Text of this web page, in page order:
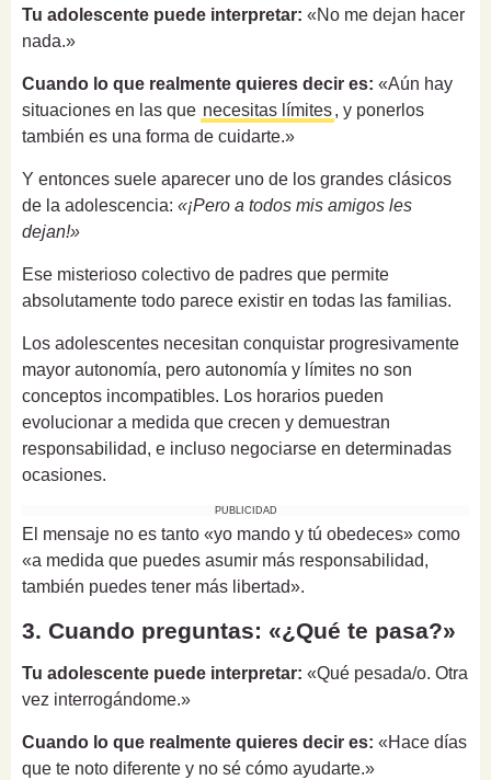
Tu adolescente puede interpretar: «No me dejan hacer
nada.»
Cuando lo que realmente quieres decir es: «Aún hay
situaciones en las que necesitas límites, y ponerlos
también es una forma de cuidarte.»
Y entonces suele aparecer uno de los grandes clásicos
de la adolescencia: «¡Pero a todos mis amigos les
dejan!»
Ese misterioso colectivo de padres que permite
absolutamente todo parece existir en todas las familias.
Los adolescentes necesitan conquistar progresivamente
mayor autonomía, pero autonomía y límites no son
conceptos incompatibles. Los horarios pueden
evolucionar a medida que crecen y demuestran
responsabilidad, e incluso negociarse en determinadas
ocasiones.
PUBLICIDAD
El mensaje no es tanto «yo mando y tú obedeces» como
«a medida que puedes asumir más responsabilidad,
también puedes tener más libertad».
3. Cuando preguntas: «¿Qué te pasa?»
Tu adolescente puede interpretar: «Qué pesada/o. Otra
vez interrogándome.»
Cuando lo que realmente quieres decir es: «Hace días
que te noto diferente y no sé cómo ayudarte.»